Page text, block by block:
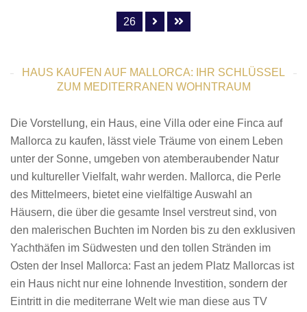
26
HAUS KAUFEN AUF MALLORCA: IHR SCHLÜSSEL
ZUM MEDITERRANEN WOHNTRAUM
Die Vorstellung, ein Haus, eine Villa oder eine Finca auf
Mallorca zu kaufen, lässt viele Träume von einem Leben
unter der Sonne, umgeben von atemberaubender Natur
und kultureller Vielfalt, wahr werden. Mallorca, die Perle
des Mittelmeers, bietet eine vielfältige Auswahl an
Häusern, die über die gesamte Insel verstreut sind, von
den malerischen Buchten im Norden bis zu den exklusiven
Yachthäfen im Südwesten und den tollen Stränden im
Osten der Insel Mallorca: Fast an jedem Platz Mallorcas ist
ein Haus nicht nur eine lohnende Investition, sondern der
Eintritt in die mediterrane Welt wie man diese aus TV